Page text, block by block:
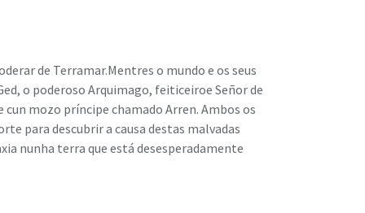
de Terramar.Mentres o mundo e os seus
o poderoso Arquimago, feiticeiroe Señor de
cun mozo príncipe chamado Arren. Ambos os
para descubrir a causa destas malvadas
nunha terra que está desesperadamente